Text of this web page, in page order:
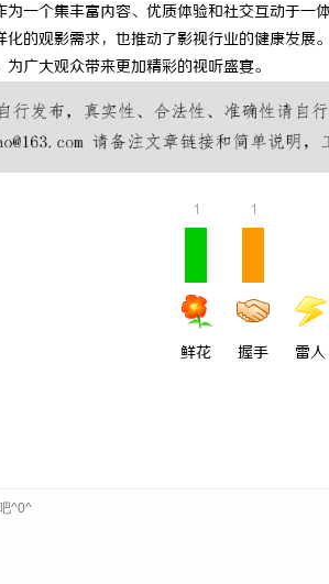
为一个集丰富内容、优质体验和社交互动于
化的观影需求，也推动了影视行业的健康发
广大观众带来更加精彩的视听盛宴。
1
鲜花
1
握手 雷人